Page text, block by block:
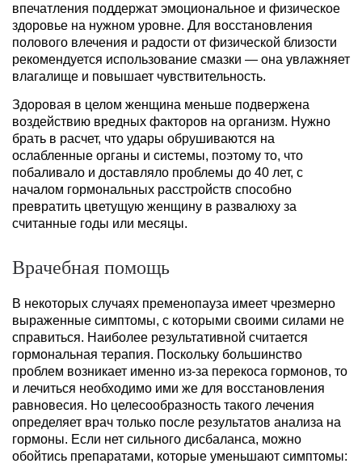
впечатления поддержат эмоциональное и физическое
здоровье на нужном уровне. Для восстановления
полового влечения и радости от физической близости
рекомендуется использование смазки — она увлажняет
влагалище и повышает чувствительность.
Здоровая в целом женщина меньше подвержена
воздействию вредных факторов на организм. Нужно
брать в расчет, что удары обрушиваются на
ослабленные органы и системы, поэтому то, что
побаливало и доставляло проблемы до 40 лет, с
началом гормональных расстройств способно
превратить цветущую женщину в развалюху за
считанные годы или месяцы.
Врачебная помощь
В некоторых случаях пременопауза имеет чрезмерно
выраженные симптомы, с которыми своими силами не
справиться. Наиболее результативной считается
гормональная терапия. Поскольку большинство
проблем возникает именно из-за перекоса гормонов, то
и лечиться необходимо ими же для восстановления
равновесия. Но целесообразность такого лечения
определяет врач только после результатов анализа на
гормоны. Если нет сильного дисбаланса, можно
обойтись препаратами, которые уменьшают симптомы: